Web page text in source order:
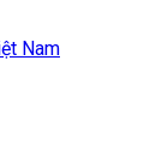
Nam